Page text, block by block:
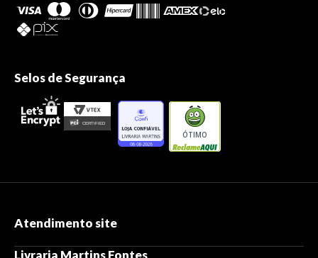
Selos de Segurança
ÓTIMO
Atendimento site
Livraria Martins Fontes